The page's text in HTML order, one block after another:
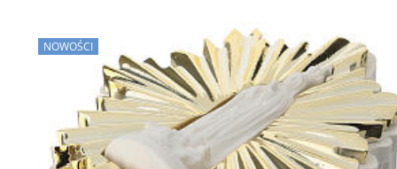
NOWOŚCI